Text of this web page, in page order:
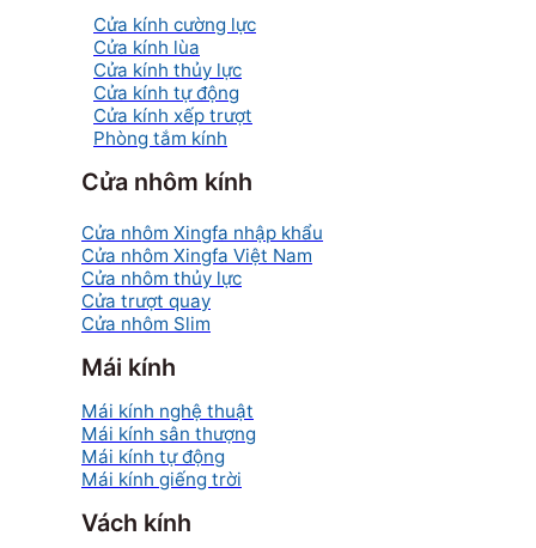
Cửa kính cường lực
Cửa kính lùa
Cửa kính thủy lực
Cửa kính tự động
Cửa kính xếp trượt
Phòng tắm kính
Cửa nhôm kính
Cửa nhôm Xingfa nhập khẩu
Cửa nhôm Xingfa Việt Nam
Cửa nhôm thủy lực
Cửa trượt quay
Cửa nhôm Slim
Mái kính
Mái kính nghệ thuật
Mái kính sân thượng
Mái kính tự động
Mái kính giếng trời
Vách kính